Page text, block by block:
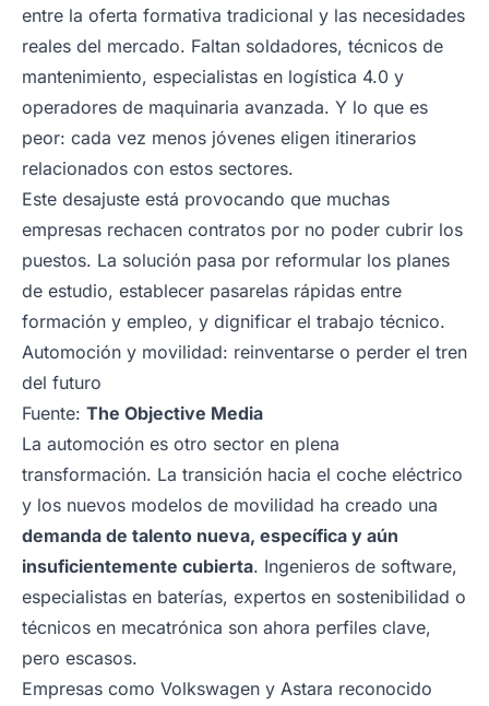
entre la oferta formativa tradicional y las necesidades
reales del mercado. Faltan soldadores, técnicos de
mantenimiento, especialistas en logística 4.0 y
operadores de maquinaria avanzada. Y lo que es
peor: cada vez menos jóvenes eligen itinerarios
relacionados con estos sectores.
Este desajuste está provocando que muchas
empresas rechacen contratos por no poder cubrir los
puestos. La solución pasa por reformular los planes
de estudio, establecer pasarelas rápidas entre
formación y empleo, y dignificar el trabajo técnico.
Automoción y movilidad: reinventarse o perder el tren
del futuro
Fuente: The Objective Media
La automoción es otro sector en plena
transformación. La transición hacia el coche eléctrico
y los nuevos modelos de movilidad ha creado una
demanda de talento nueva, específica y aún
insuficientemente cubierta. Ingenieros de software,
especialistas en baterías, expertos en sostenibilidad o
técnicos en mecatrónica son ahora perfiles clave,
pero escasos.
Empresas como Volkswagen y Astara reconocido